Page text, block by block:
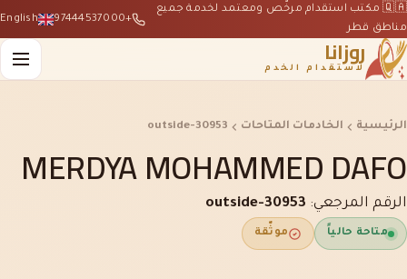
🇶🇦 مكتب استقدام مرخّص ومعتمد لخدمة جميع
مناطق قطر
+97444537000
English
روزانا
لاستقدام الخدم
الرئيسية الخادمات المتاحات outside-30953
MERDYA MOHAMMED DAFO
الرقم المرجعي: outside-30953
متاحة حالياً موثّقة